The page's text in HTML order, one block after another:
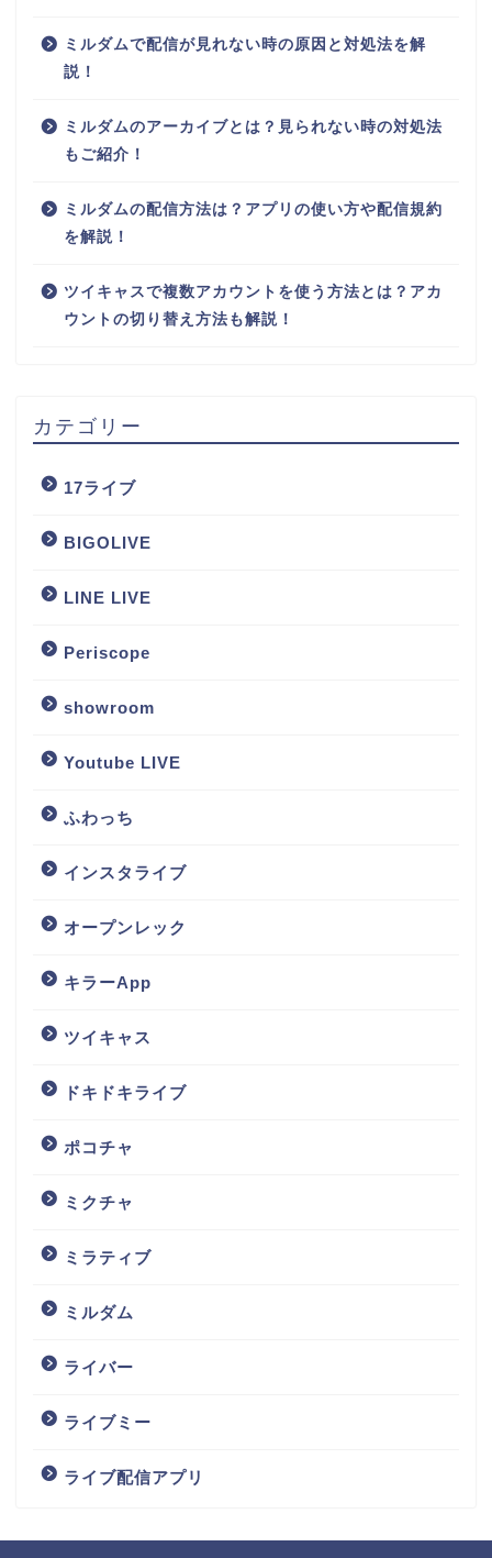
ミルダムで配信が見れない時の原因と対処法を解
説！
ミルダムのアーカイブとは？見られない時の対処法
もご紹介！
ミルダムの配信方法は？アプリの使い方や配信規約
を解説！
ツイキャスで複数アカウントを使う方法とは？アカ
ウントの切り替え方法も解説！
カテゴリー
17ライブ
BIGOLIVE
LINE LIVE
Periscope
showroom
Youtube LIVE
ふわっち
インスタライブ
オープンレック
キラーApp
ツイキャス
ドキドキライブ
ポコチャ
ミクチャ
ミラティブ
ミルダム
ライバー
ライブミー
ライブ配信アプリ